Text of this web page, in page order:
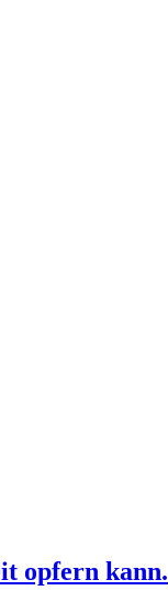
opfern kann.